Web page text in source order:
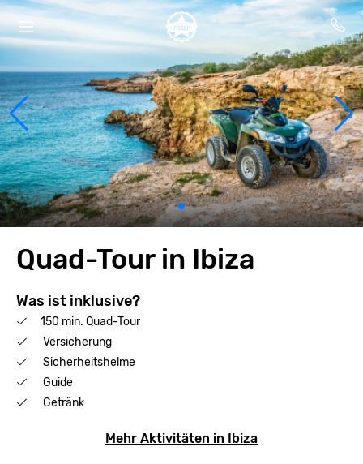
Quad-Tour in Ibiza
Was ist inklusive?
150 min. Quad-Tour
Versicherung
Sicherheitshelme
Guide
Getränk
Mehr Aktivitäten in Ibiza